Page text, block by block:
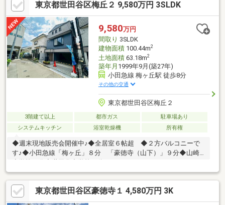
東京都世田谷区梅丘２ 9,580万円 3SLDK
9,580万円
間取り 3SLDK
建物面積100.44m2
土地面積63.18m2
築年月 1999年9月(築27年)
小田急線 梅ヶ丘駅 徒歩8分
その他の交通
東京都世田谷区梅丘２
3階建て以上 都市ガス
駐車場あり
システムキッチン
浴室乾燥機 所有権
◆週末現地販売会開催中♪◆全居室６帖超 ◆２方バルコニーで
す♪◆小田急線「梅ヶ丘」８分 「豪徳寺（山下）」９分◆山崎
CLASSIC． □□□□■ウォールメイトは【かかりつけの不動産屋】
として、徹底的にまで顧客主義を貫く事をお約束いたします。■
城南エリアに特化した情報網を駆使し、最良の不動産をご提案。
■住宅ローンシュミレーション無料相談会開催中。■ウォールメイ
東京都世田谷区豪徳寺１ 4,580万円 3K